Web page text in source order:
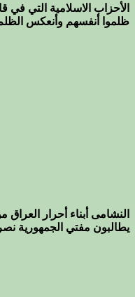
الأحزاب الاسلامية التي في
ظلموا أنفسهم وأنعكس
النشامى أبناء أحرار العراق
يطالبون مفتي الجمهورية